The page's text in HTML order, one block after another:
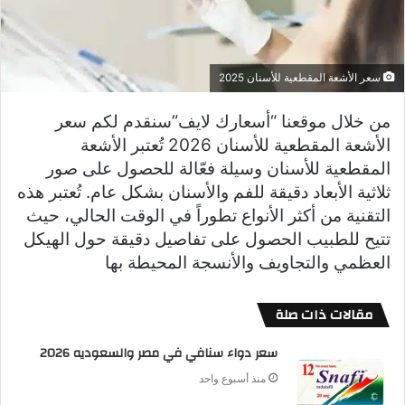
سعر الأشعة المقطعية للأسنان 2025
من خلال موقعنا “أسعارك لايف”سنقدم لكم سعر
الأشعة المقطعية للأسنان 2026 تُعتبر الأشعة
المقطعية للأسنان وسيلة فعّالة للحصول على صور
ثلاثية الأبعاد دقيقة للفم والأسنان بشكل عام. تُعتبر هذه
التقنية من أكثر الأنواع تطوراً في الوقت الحالي، حيث
تتيح للطبيب الحصول على تفاصيل دقيقة حول الهيكل
العظمي والتجاويف والأنسجة المحيطة بها
مقالات ذات صلة
سعر دواء سنافي في مصر والسعوديه 2026
منذ أسبوع واحد